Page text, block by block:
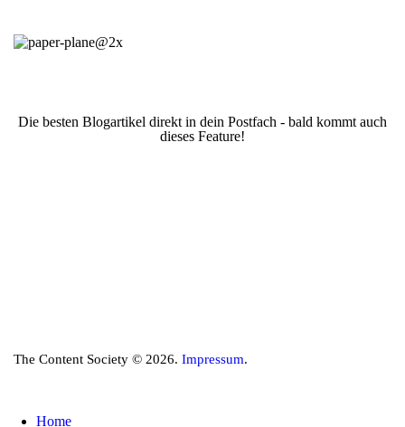
Die besten Blogartikel direkt in dein Postfach - bald kommt auch
dieses Feature!
The Content Society © 2026. Impressum.
Home